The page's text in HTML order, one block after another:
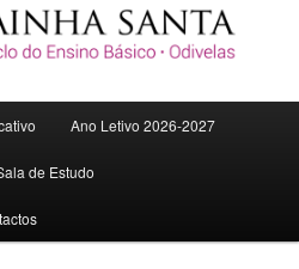
Ano Letivo 2026-2027
de Estudo